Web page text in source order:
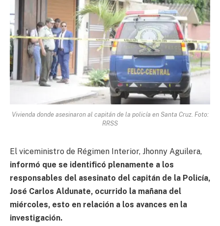
Vivienda donde asesinaron al capitán de la policía en Santa Cruz. Foto:
RRSS
El viceministro de Régimen Interior, Jhonny Aguilera,
informó que se identificó plenamente a los
responsables del asesinato del capitán de la Policía,
José Carlos Aldunate, ocurrido la mañana del
miércoles, esto en relación a los avances en la
investigación.